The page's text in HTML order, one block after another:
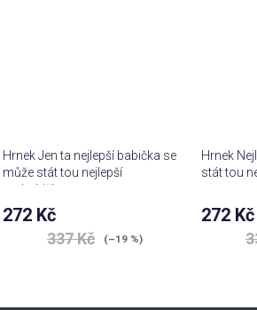
Hrnek Jen ta nejlepší babička se
může stát tou nejlepší
prababičkou
272 Kč
337 Kč (–19 %)
Hrnek
stát tou
272 Kč